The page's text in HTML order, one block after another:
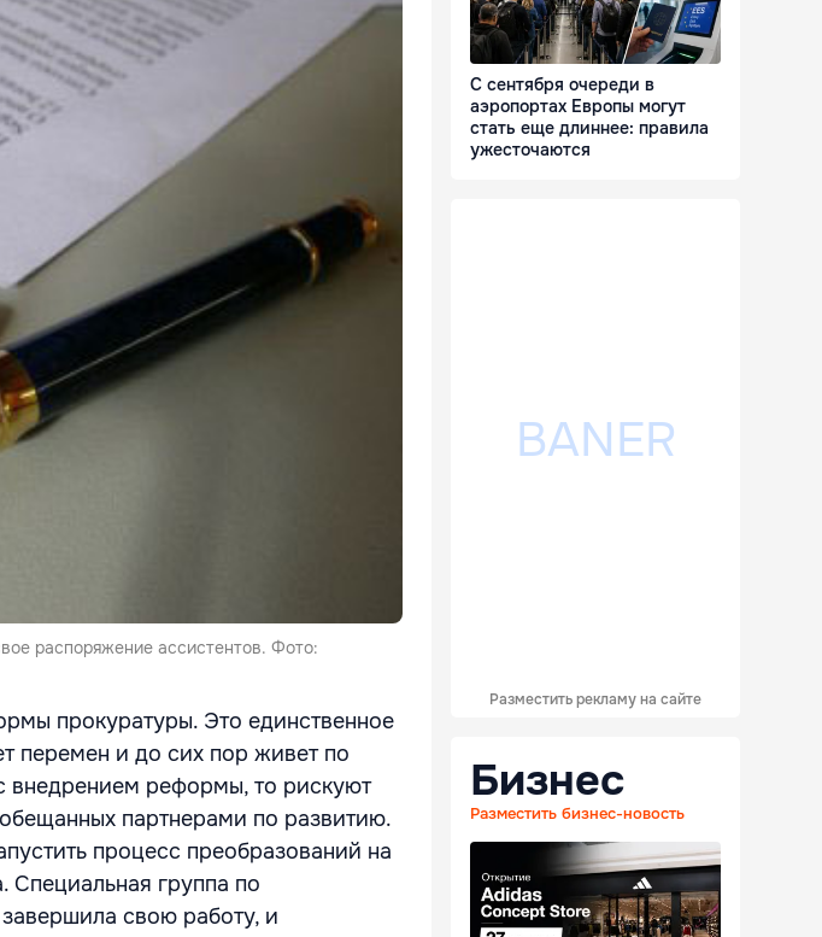
распоряжение ассистентов. Фото:
прокуратуры. Это единственное
перемен и до сих пор живет по
внедрением реформы, то рискуют
партнерами по развитию.
процесс преобразований на
Специальная группа по
свою работу, и
С сентября очереди в
аэропортах Европы могут
стать еще длиннее: правила
ужесточаются
Разместить рекламу на сайте
Бизнес
Разместить бизнес-новость